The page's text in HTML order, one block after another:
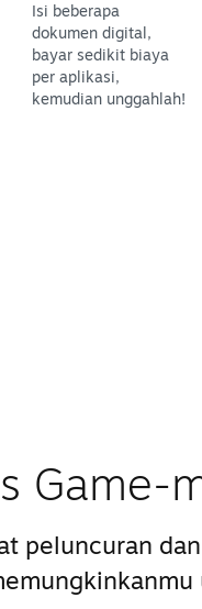
Isi beberapa
dokumen digital,
bayar sedikit biaya
per aplikasi,
kemudian unggahlah!
Game-
peluncuran